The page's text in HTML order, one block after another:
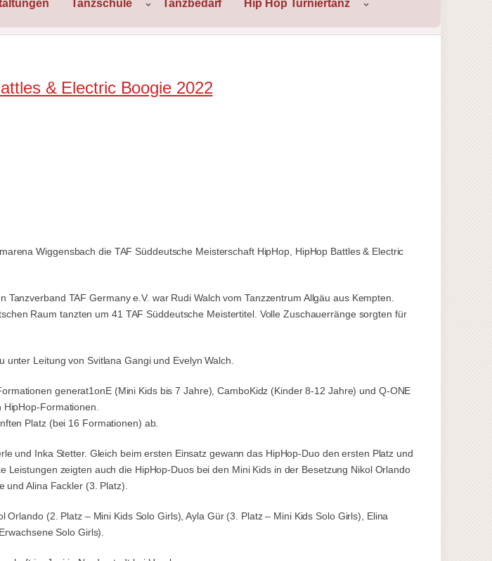
Tanzschule Tanzbedarf Hip Hop Turniertanz
& Electric Boogie 2022
Wiggensbach die TAF Süddeutsche Meisterschaft HipHop, HipHop Battles & Electric
TAF Germany e.V. war Rudi Walch vom Tanzzentrum Allgäu aus Kempten.
Raum tanzten um 41 TAF Süddeutsche Meistertitel. Volle Zuschauerränge sorgten für
Leitung von Svitlana Gangi und Evelyn Walch.
generat1onE (Mini Kids bis 7 Jahre), CamboKidz (Kinder 8-12 Jahre) und Q-ONE
Formationen.
Platz (bei 16 Formationen) ab.
und Inka Stetter. Gleich beim ersten Einsatz gewann das HipHop-Duo den ersten Platz und
zeigten auch die HipHop-Duos bei den Mini Kids in der Besetzung Nikol Orlando
Alina Fackler (3. Platz).
(2. Platz – Mini Kids Solo Girls), Ayla Gür (3. Platz – Mini Kids Solo Girls), Elina
Solo Girls).